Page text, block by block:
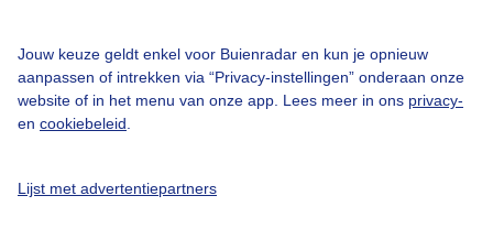
Jouw keuze geldt enkel voor Buienradar en kun je opnieuw
aanpassen of intrekken via “Privacy-instellingen” onderaan onze
website of in het menu van onze app. Lees meer in ons privacy-
en cookiebeleid
Lijst met advertentiepartners
Cookie beleid
Privacy instellingen